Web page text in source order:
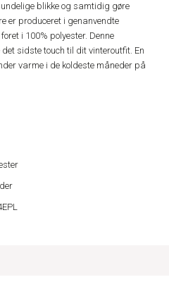
blikke og samtidig gøre
er produceret i genanvendte
i 100% polyester. Denne
sidste touch til dit vinteroutfit. En
varme i de koldeste måneder på